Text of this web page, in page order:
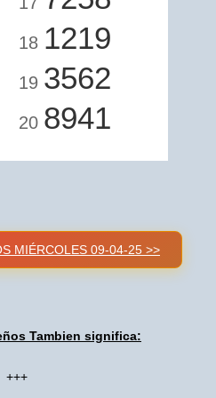
18 1219
19 3562
20 8941
MIÉRCOLES 09-04-25 >>
Tambien significa:
+++